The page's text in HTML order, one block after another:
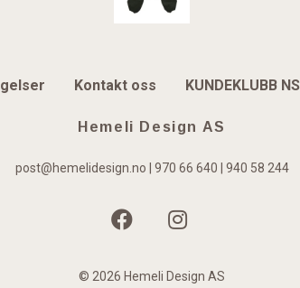
Kontakt oss KUNDEKLUBB
Hemeli Design AS
post@hemelidesign.no | 970 66 640 | 940 58 244
© 2026 Hemeli Design AS